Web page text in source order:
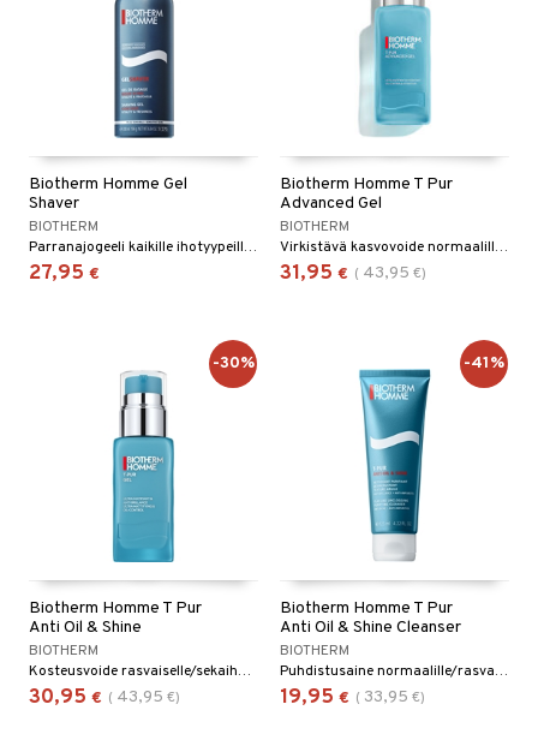
Biotherm Homme Gel
Shaver
BIOTHERM
Parranajogeeli kaikille ihotyypeille - Biotherm
27,95 €
Biotherm Homme T Pur
Advanced Gel
BIOTHERM
Virkistävä kasvovoide normaalille ja rasvaiselle iholle Biothermiltä.
31,95 € ( 43,95 €)
Biotherm Homme T Pur
Anti Oil & Shine
BIOTHERM
Kosteusvoide rasvaiselle/sekaiholle - Biotherm
30,95 € ( 43,95 €)
-30%
Biotherm Homme T Pur
Anti Oil & Shine Cleanser
BIOTHERM
Puhdistusaine normaalille/rasvaiselle iholle Biothermilta.
19,95 € ( 33,95 €)
-41%